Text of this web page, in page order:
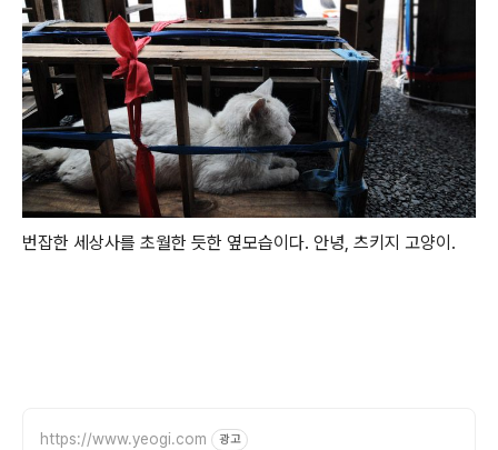
번잡한 세상사를 초월한 듯한 옆모습이다. 안녕, 츠키지 고양이.
https://www.yeogi.com 광고